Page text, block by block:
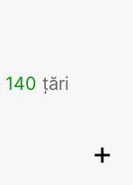
140 țări